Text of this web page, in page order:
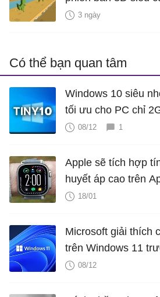
3 ngày
Có thể bạn quan tâm
Windows 10 siêu
tối ưu cho PC chỉ
08/12 1
Apple sẽ tích hợp
huyết áp cao trên
2025?
18/01
Microsoft giải thích
trên Windows 11
08/12